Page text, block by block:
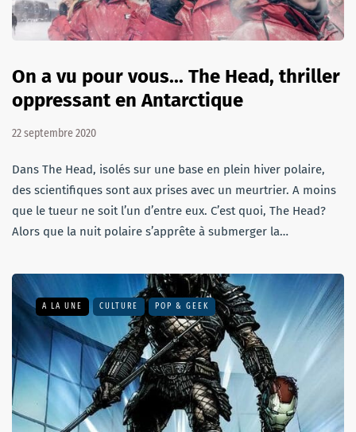
On a vu pour vous... The Head, thriller
oppressant en Antarctique
22 septembre 2020
Dans The Head, isolés sur une base en plein hiver polaire,
des scientifiques sont aux prises avec un meurtrier. A moins
que le tueur ne soit l’un d’entre eux. C’est quoi, The Head?
Alors que la nuit polaire s’apprête à submerger la…
A LA UNE CULTURE POP & GEEK